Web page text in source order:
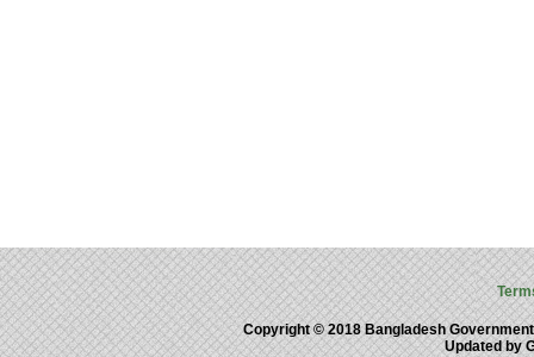
Copyright © 2018 Bangladesh
Updated by